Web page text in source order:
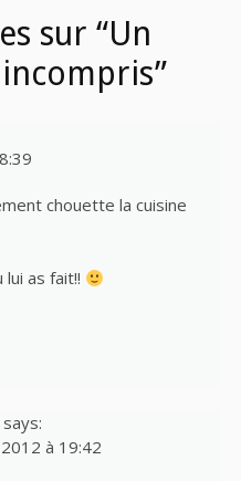
sur “Un
chouette la cuisine
as fait!!
says:
à 19:42